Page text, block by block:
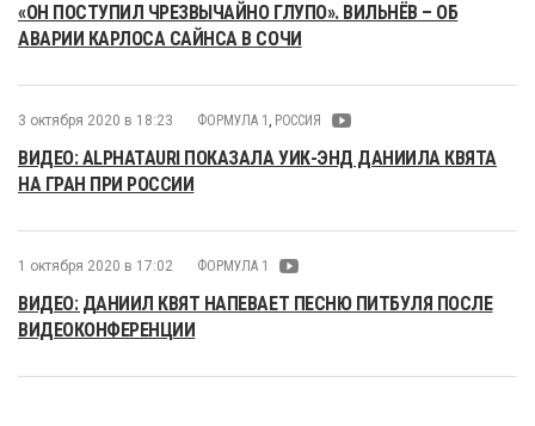
«ОН ПОСТУПИЛ ЧРЕЗВЫЧАЙНО ГЛУПО». ВИЛЬНЁВ – ОБ
АВАРИИ КАРЛОСА САЙНСА В СОЧИ
3 октября 2020 в 18:23 ФОРМУЛА 1 , РОССИЯ
ВИДЕО: ALPHATAURI ПОКАЗАЛА УИК-ЭНД ДАНИИЛА КВЯТА
НА ГРАН ПРИ РОССИИ
1 октября 2020 в 17:02 ФОРМУЛА 1
ВИДЕО: ДАНИИЛ КВЯТ НАПЕВАЕТ ПЕСНЮ ПИТБУЛЯ ПОСЛЕ
ВИДЕОКОНФЕРЕНЦИИ